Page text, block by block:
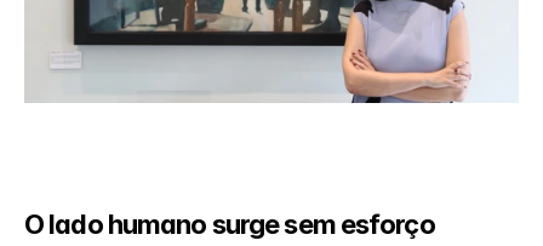
O lado humano surge sem esforço